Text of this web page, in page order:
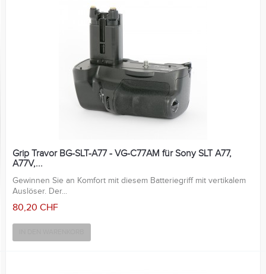
Grip Travor BG-SLT-A77 - VG-C77AM für Sony SLT A77,
A77V,...
Gewinnen Sie an Komfort mit diesem Batteriegriff mit vertikalem
Auslöser. Der...
80,20 CHF